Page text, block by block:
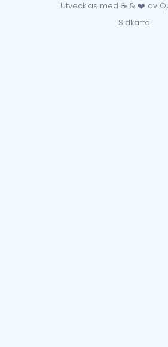
Utvecklas med ☕ & ❤️ av
Sidkarta